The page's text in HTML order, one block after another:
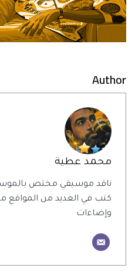
Author
محمد عطية
ناقد موسيقي مختص
كتب في العديد من المواقع
وإضاءات